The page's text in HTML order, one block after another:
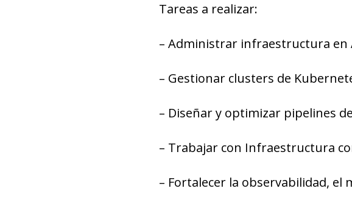
Tareas a realizar:
– Administrar infraestructura en
– Gestionar clusters de
– Diseñar y optimizar pipelines
– Trabajar con Infraestructura
– Fortalecer la observabilidad, el